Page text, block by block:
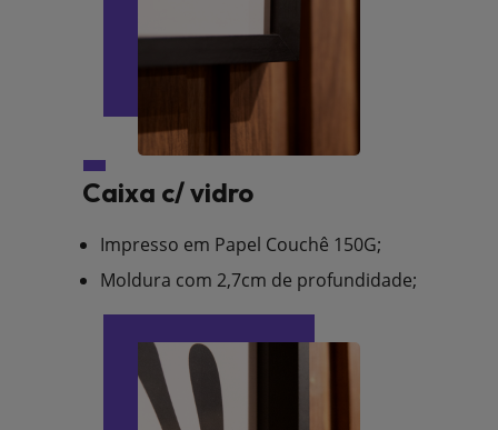
Caixa c/ vidro
Impresso em Papel Couchê 150G;
Moldura com 2,7cm de profundidade;